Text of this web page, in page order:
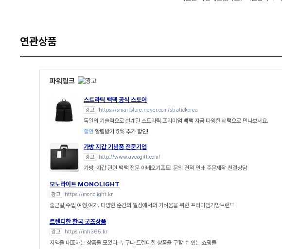
연관상품
파워링크
스트라틱 백팩 공식 스토어
광고 https://smartstore.naver.com/stratickorea
독일의 기술력으로 설계된 스트라틱 프리미엄 백팩 지금 다양한 혜택으로 만나보세요.
할인 알림받기 5% 추가 할인!
가방 지갑 기념품 전문기업
광고 http://www.aveogift.com/
가방, 지갑 관련 백팩 전문 아베오기프트! 문의 견적 인쇄 주문제작 친절상담
모노라이트 MONOLIGHT
광고 https://monolight.kr
출근길,수업,여행,여가. 다양한 순간의 일상에서의 가벼움을 위한 프리미엄가방브랜드
트렌디한 한국 굿즈상품
광고 https://mh365.kr
지역을 대표하는 상품을 모았다. 누구나 트렌디한 상품을 구할 수 있는 쇼핑몰